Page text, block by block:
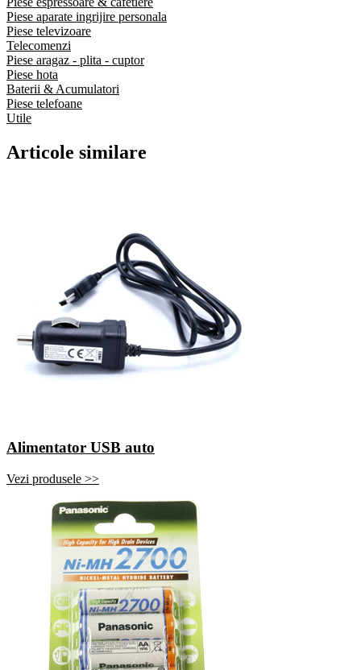
Piese aparate ingrijire personala
Piese televizoare
Telecomenzi
Piese aragaz - plita - cuptor
Piese hota
Baterii & Acumulatori
Piese telefoane
Utile
Articole similare
Alimentator USB auto
Vezi produsele >>